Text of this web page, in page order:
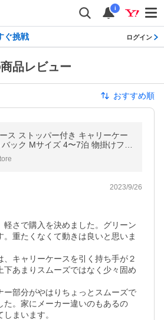
i
ぐ挑戦 ログイン
品レビュー
おすすめ順
ス ストッパー付き キャリーケー
ック Mサイズ 4〜7泊 物掛けフッ
軽量 静音ダブルキャスター TSAロ
Trip 海外 旅行 出張
2023/9/26
軽さで購入を決めました。グリーン
。重たくなくて動きは良いと思いま
、キャリーケースを引く持ち手が２
下あまりスムーズではなく少々固め
ー部分がやはりちょっとスムーズで
た。家にメーカー違いのもあるの
まいます。